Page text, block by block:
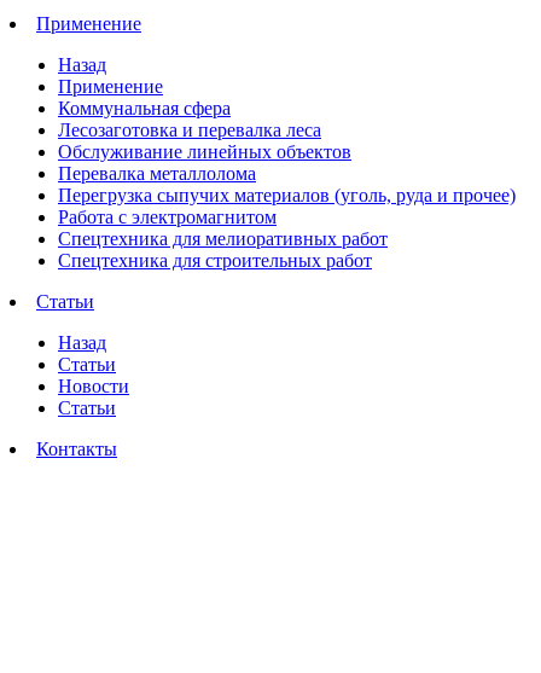
Применение
Назад
Применение
Коммунальная сфера
Лесозаготовка и перевалка леса
Обслуживание линейных объектов
Перевалка металлолома
Перегрузка сыпучих материалов (уголь, руда и прочее)
Работа с электромагнитом
Спецтехника для мелиоративных работ
Спецтехника для строительных работ
Статьи
Назад
Статьи
Новости
Статьи
Контакты